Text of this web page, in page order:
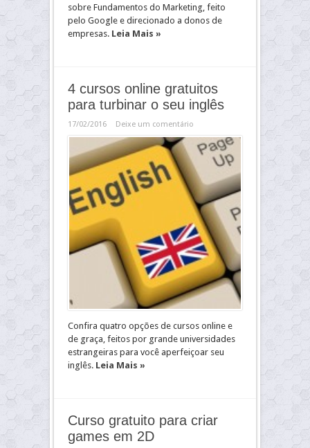
sobre Fundamentos do Marketing, feito
pelo Google e direcionado a donos de
empresas. Leia Mais »
4 cursos online gratuitos
para turbinar o seu inglês
17/02/2016 Deixe um comentário
Confira quatro opções de cursos online e
de graça, feitos por grande universidades
estrangeiras para você aperfeiçoar seu
inglês. Leia Mais »
Curso gratuito para criar
games em 2D